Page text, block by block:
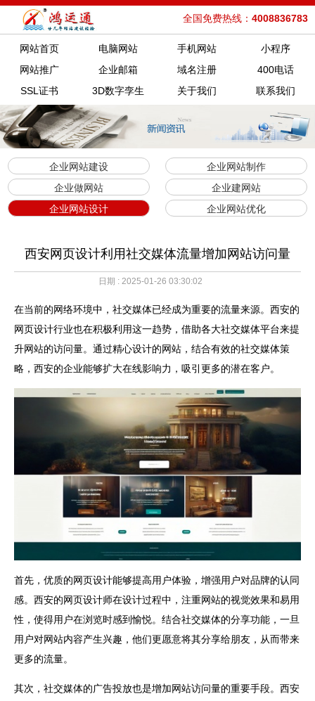
全国免费热线： 4008836783
网站首页 电脑网站 手机网站
小程序
网站推广
企业邮箱 域名注册
400电话
SSL证书
3D数字孪生 关于我们 联系我们
企业网站建设
企业网站制作
企业做网站
企业建网站
企业网站设计
企业网站优化
西安网页设计利用社交媒体流量增加网站访问量
日期 : 2025-01-26 03:30:02
在当前的网络环境中，社交媒体已经成为重要的流量来源。西安的
网页设计行业也在积极利用这一趋势，借助各大社交媒体平台来提
升网站的访问量。通过精心设计的网站，结合有效的社交媒体策
略，西安的企业能够扩大在线影响力，吸引更多的潜在客户。
首先，优质的网页设计能够提高用户体验，增强用户对品牌的认同
感。西安的网页设计师在设计过程中，注重网站的视觉效果和易用
性，使得用户在浏览时感到愉悦。结合社交媒体的分享功能，一旦
用户对网站内容产生兴趣，他们更愿意将其分享给朋友，从而带来
更多的流量。
其次，社交媒体的广告投放也是增加网站访问量的重要手段。西安